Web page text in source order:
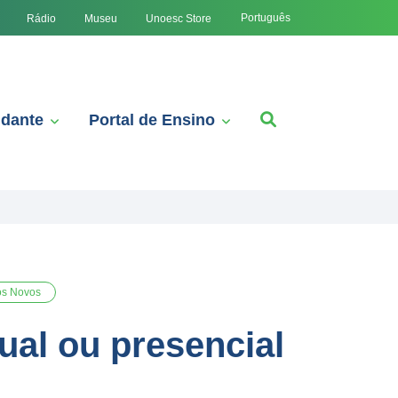
Rádio Museu Unoesc Store Português
Portal de Ensino
Novos
ou presencial